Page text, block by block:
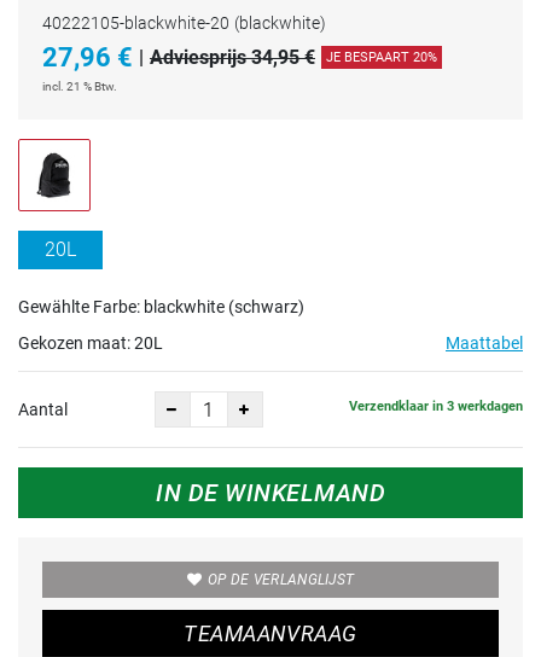
40222105-blackwhite-20 (blackwhite)
27,96 € | Adviesprijs 34,95 € JE BESPAART 20%
incl. 21 % Btw.
20L
Gewählte Farbe: blackwhite (schwarz)
Gekozen maat:20L Maattabel
Aantal Verzendklaar in 3 werkdagen
IN DE WINKELMAND
OP DE VERLANGLIJST
TEAMAANVRAAG